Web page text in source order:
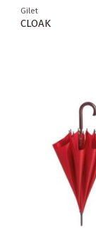
Gilet
CLOAK